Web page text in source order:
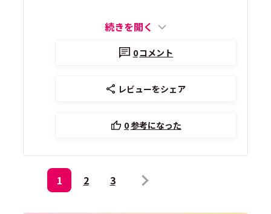
続きを開く
0コメント
レビューをシェア
0参考になった
1 2 3